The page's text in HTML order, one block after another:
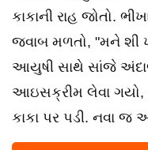
કાકાની રાહ જોતો.
જવાબ મળતો, "મને શી
આયુષી સાથે સાંજે
આઇસક્રીમ લેવા ગયો,
કાકા પર પડી. નવા